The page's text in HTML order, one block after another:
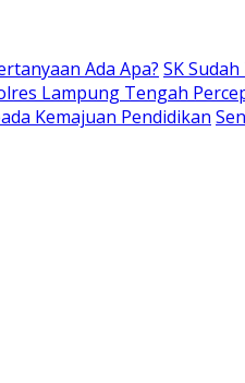
Ada Apa? SK
Lampung Tengah
Kemajuan Pendidikan